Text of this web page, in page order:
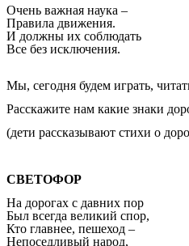
Очень важная наука –
Правила движения.
И должны их соблюдать
Все без исключения.
Мы, сегодня будем играть,
Расскажите нам какие знаки
(дети рассказывают стихи о
СВЕТОФОР
На дорогах с давних пор
Был всегда великий спор,
Кто главнее, пешеход –
Непоседливый народ,